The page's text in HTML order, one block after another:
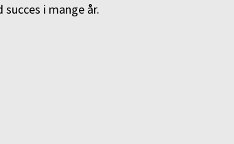
i mange år.